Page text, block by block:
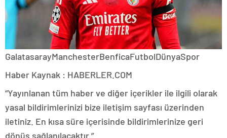
GalatasarayManchesterBenficaFutbolDünyaSpor
Haber Kaynak : HABERLER.COM
“Yayınlanan tüm haber ve diğer içerikler ile ilgili olarak
yasal bildirimlerinizi bize iletişim sayfası üzerinden
iletiniz. En kısa süre içerisinde bildirimlerinize geri
dönüş sağlanılacaktır.”